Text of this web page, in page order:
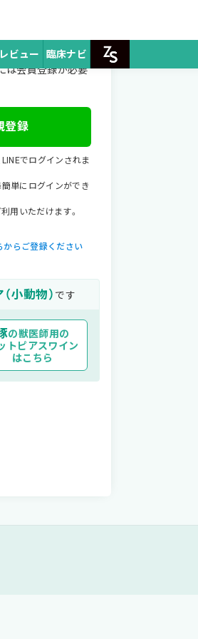
レビュー 臨床ナビ
は会員登録が必要
登録
でログインされま
簡単にログインができ
用いただけます。
からご登録ください
小動物） です
の獣医師用の
トピアスワイン
はこちら